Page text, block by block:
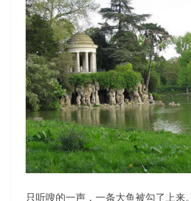
只听嗖的一声，一条大鱼被勾了上来